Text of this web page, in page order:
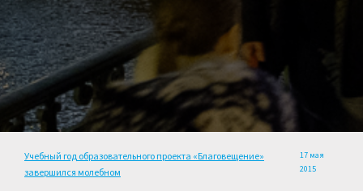
Учебный год образовательного проекта «Благовещение»
завершился молебном
17 мая
2015